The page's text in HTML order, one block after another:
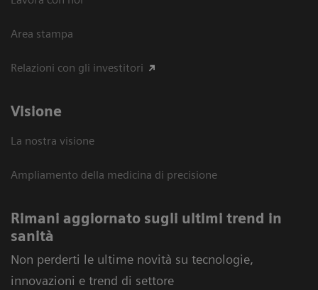
Area stampa
Relazioni con gli investitori
Visione
La nostra visione
Ampliamento della medicina di precisione
Rimani aggiornato sugli ultimi trend in
sanità
Non perderti le ultime novità su tecnologie,
innovazioni e trend di settore